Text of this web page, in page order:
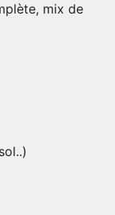
mix de